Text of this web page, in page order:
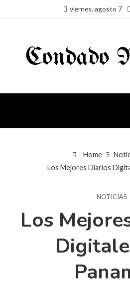
viernes, agosto 7
Home
Los Mejores Diarios
NOTICIAS
Los